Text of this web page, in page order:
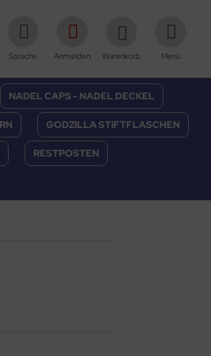
Sprache Anmelden Warenkorb Menü
NADEL CAPS - NADEL DECKEL
GODZILLA STIFTFLASCHEN
RESTPOSTEN